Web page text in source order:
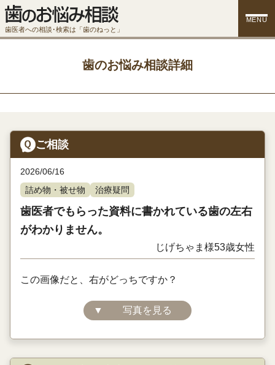
歯医者への相談･検索は「歯のねっと」
MENU
歯のお悩み相談詳細
ご相談
2026/06/16
詰め物・被せ物
治療疑問
歯医者でもらった資料に書かれている歯の左右
がわかりません。
じげちゃま様53歳女性
この画像だと、右がどっちですか？
▼ 写真を見る